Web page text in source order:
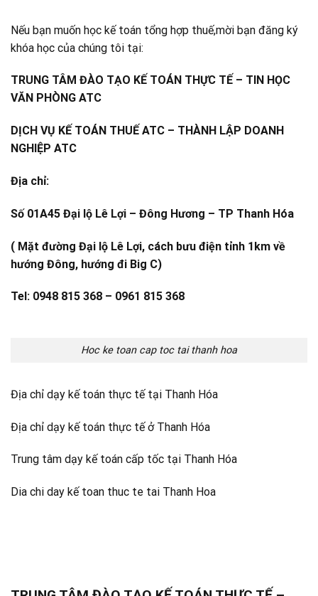
Nếu bạn muốn học kế toán tổng hợp thuế,mời bạn đăng ký
khóa học của chúng tôi tại:
TRUNG TÂM ĐÀO TẠO KẾ TOÁN THỰC TẾ – TIN HỌC
VĂN PHÒNG ATC
DỊCH VỤ KẾ TOÁN THUẾ ATC – THÀNH LẬP DOANH
NGHIỆP ATC
Địa chỉ:
Số 01A45 Đại lộ Lê Lợi – Đông Hương – TP Thanh Hóa
( Mặt đường Đại lộ Lê Lợi, cách bưu điện tỉnh 1km về
hướng Đông, hướng đi Big C)
Tel: 0948 815 368 – 0961 815 368
Hoc ke toan cap toc tai thanh hoa
Địa chỉ dạy kế toán thực tế tại Thanh Hóa
Địa chỉ dạy kế toán thực tế ở Thanh Hóa
Trung tâm dạy kế toán cấp tốc tại Thanh Hóa
Dia chi day kế toan thuc te tai Thanh Hoa